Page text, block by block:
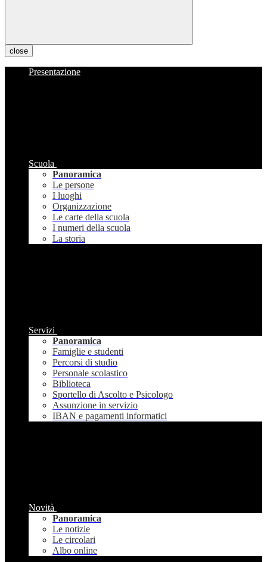
close
Presentazione
Scuola
Panoramica
Le persone
I luoghi
Organizzazione
Le carte della scuola
I numeri della scuola
La storia
Servizi
Panoramica
Famiglie e studenti
Percorsi di studio
Personale scolastico
Biblioteca
Sportello di Ascolto e Psicologo
Assunzione in servizio
IBAN e pagamenti informatici
Novità
Panoramica
Le notizie
Le circolari
Albo online